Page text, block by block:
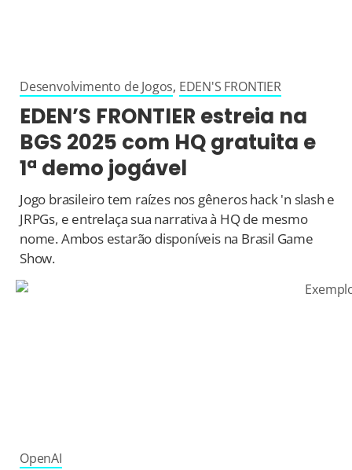
Desenvolvimento de Jogos, EDEN'S FRONTIER
EDEN’S FRONTIER estreia na
BGS 2025 com HQ gratuita e
1ª demo jogável
Jogo brasileiro tem raízes nos gêneros hack 'n slash e
JRPGs, e entrelaça sua narrativa à HQ de mesmo
nome. Ambos estarão disponíveis na Brasil Game
Show.
OpenAI